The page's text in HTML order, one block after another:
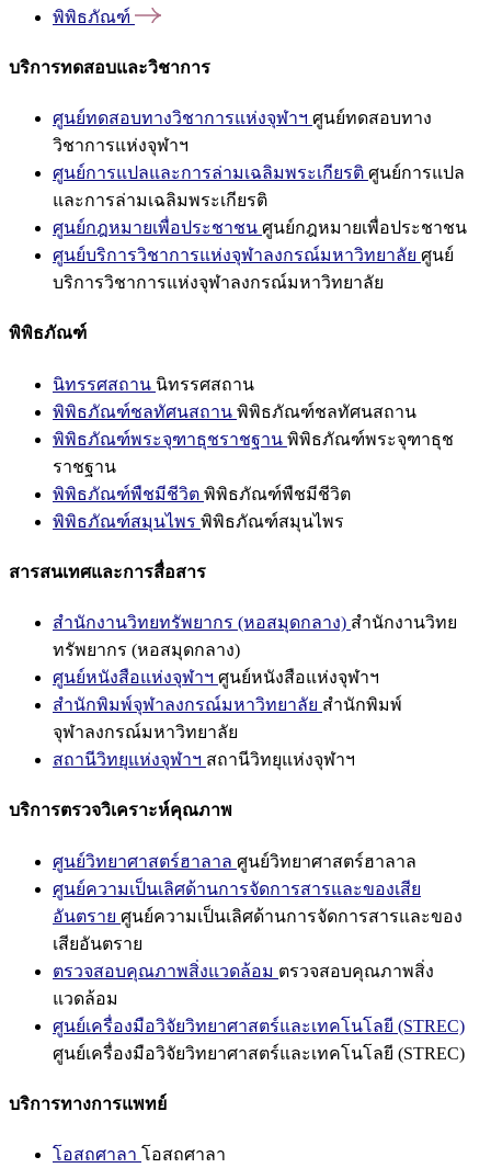
พิพิธภัณฑ์
บริการทดสอบและวิชาการ
ศูนย์ทดสอบทางวิชาการแห่งจุฬาฯ ศูนย์ทดสอบทาง
วิชาการแห่งจุฬาฯ
ศูนย์การแปลและการล่ามเฉลิมพระเกียรติ ศูนย์การแปล
และการล่ามเฉลิมพระเกียรติ
ศูนย์กฎหมายเพื่อประชาชน ศูนย์กฎหมายเพื่อประชาชน
ศูนย์บริการวิชาการแห่งจุฬาลงกรณ์มหาวิทยาลัย ศูนย์
บริการวิชาการแห่งจุฬาลงกรณ์มหาวิทยาลัย
พิพิธภัณฑ์
นิทรรศสถาน นิทรรศสถาน
พิพิธภัณฑ์ชลทัศนสถาน พิพิธภัณฑ์ชลทัศนสถาน
พิพิธภัณฑ์พระจุฑาธุชราชฐาน พิพิธภัณฑ์พระจุฑาธุช
ราชฐาน
พิพิธภัณฑ์พืชมีชีวิต พิพิธภัณฑ์พืชมีชีวิต
พิพิธภัณฑ์สมุนไพร พิพิธภัณฑ์สมุนไพร
สารสนเทศและการสื่อสาร
สำนักงานวิทยทรัพยากร (หอสมุดกลาง) สำนักงานวิทย
ทรัพยากร (หอสมุดกลาง)
ศูนย์หนังสือแห่งจุฬาฯ ศูนย์หนังสือแห่งจุฬาฯ
สำนักพิมพ์จุฬาลงกรณ์มหาวิทยาลัย สำนักพิมพ์
จุฬาลงกรณ์มหาวิทยาลัย
สถานีวิทยุแห่งจุฬาฯ สถานีวิทยุแห่งจุฬาฯ
บริการตรวจวิเคราะห์คุณภาพ
ศูนย์วิทยาศาสตร์ฮาลาล ศูนย์วิทยาศาสตร์ฮาลาล
ศูนย์ความเป็นเลิศด้านการจัดการสารและของเสีย
อันตราย ศูนย์ความเป็นเลิศด้านการจัดการสารและของ
เสียอันตราย
ตรวจสอบคุณภาพสิ่งแวดล้อม ตรวจสอบคุณภาพสิ่ง
แวดล้อม
ศูนย์เครื่องมือวิจัยวิทยาศาสตร์และเทคโนโลยี (STREC)
ศูนย์เครื่องมือวิจัยวิทยาศาสตร์และเทคโนโลยี (STREC)
บริการทางการแพทย์
โอสถศาลา โอสถศาลา